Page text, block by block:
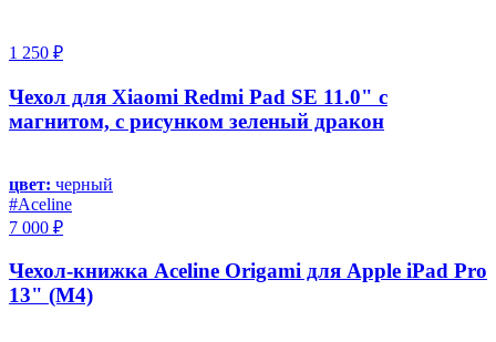
1 250 ₽
Чехол для Xiaomi Redmi Pad SE 11.0" с
магнитом, с рисунком зеленый дракон
цвет: черный
#Aceline
7 000 ₽
Чехол-книжка Aceline Origami для Apple iPad Pro
13" (M4)